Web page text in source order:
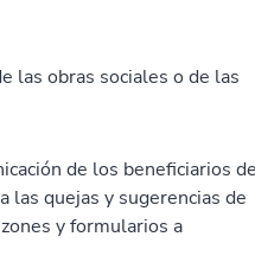
las obras sociales o de las
de los beneficiarios
las quejas y sugerencias de
y formularios a